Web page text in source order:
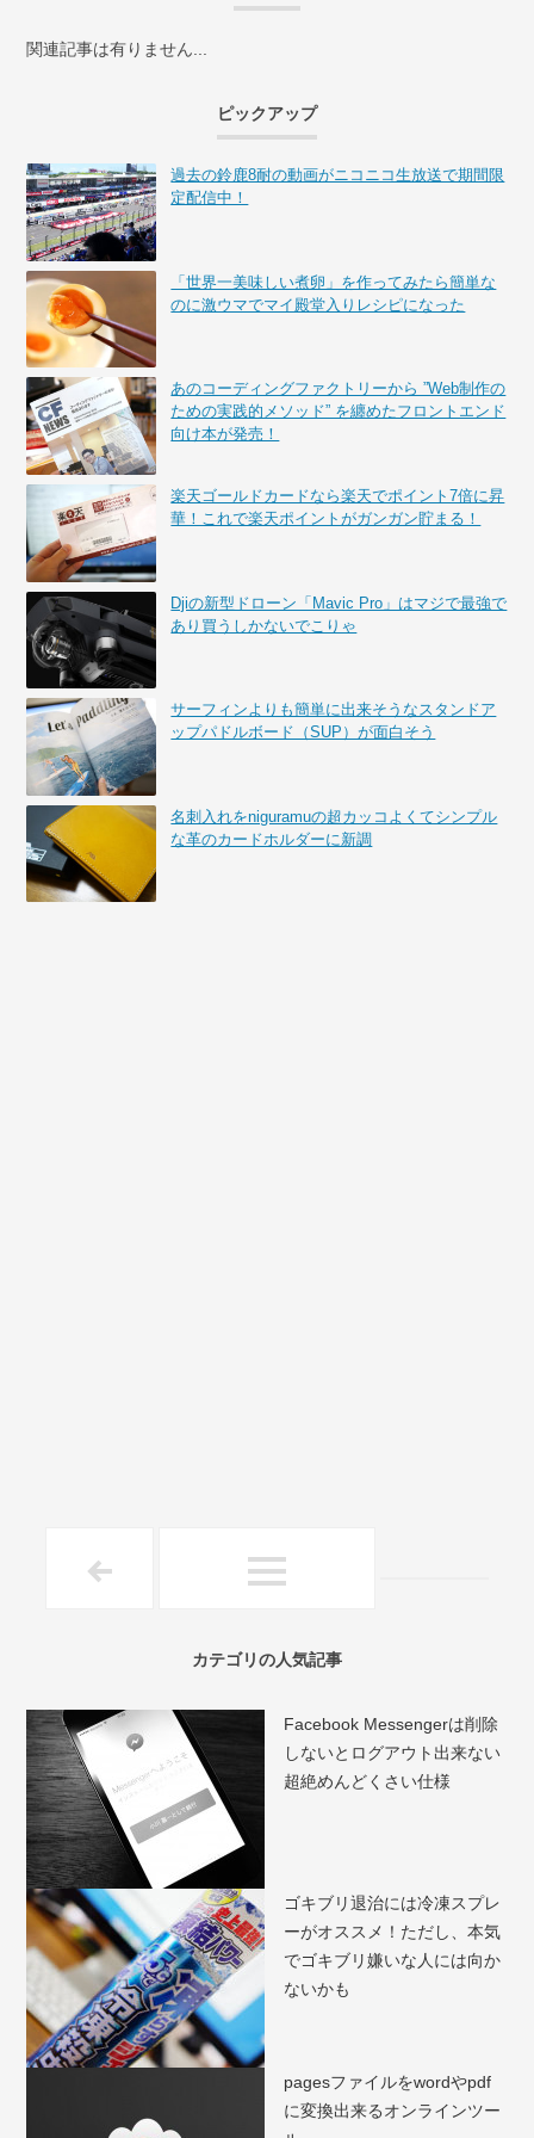
関連記事は有りません...
ピックアップ
過去の鈴鹿8耐の動画がニコニコ生放送で期間限
定配信中！
「世界一美味しい煮卵」を作ってみたら簡単な
のに激ウマでマイ殿堂入りレシピになった
あのコーディングファクトリーから ”Web制作の
ための実践的メソッド” を纏めたフロントエンド
向け本が発売！
楽天ゴールドカードなら楽天でポイント7倍に昇
華！これで楽天ポイントがガンガン貯まる！
Djiの新型ドローン「Mavic Pro」はマジで最強で
あり買うしかないでこりゃ
サーフィンよりも簡単に出来そうなスタンドア
ップパドルボード（SUP）が面白そう
名刺入れをniguramuの超カッコよくてシンプル
な革のカードホルダーに新調
カテゴリの人気記事
Facebook Messengerは削除
しないとログアウト出来ない
超絶めんどくさい仕様
ゴキブリ退治には冷凍スプレ
ーがオススメ！ただし、本気
でゴキブリ嫌いな人には向か
ないかも
pagesファイルをwordやpdf
に変換出来るオンラインツー